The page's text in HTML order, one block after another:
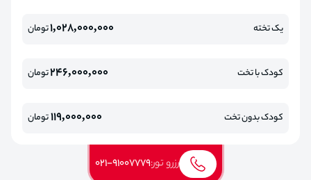
یک تخته 1,028,000,000تومان
کودک با تخت 246,000,000تومان
کودک بدون تخت 119,000,000تومان
رزرو تور:021-91007779